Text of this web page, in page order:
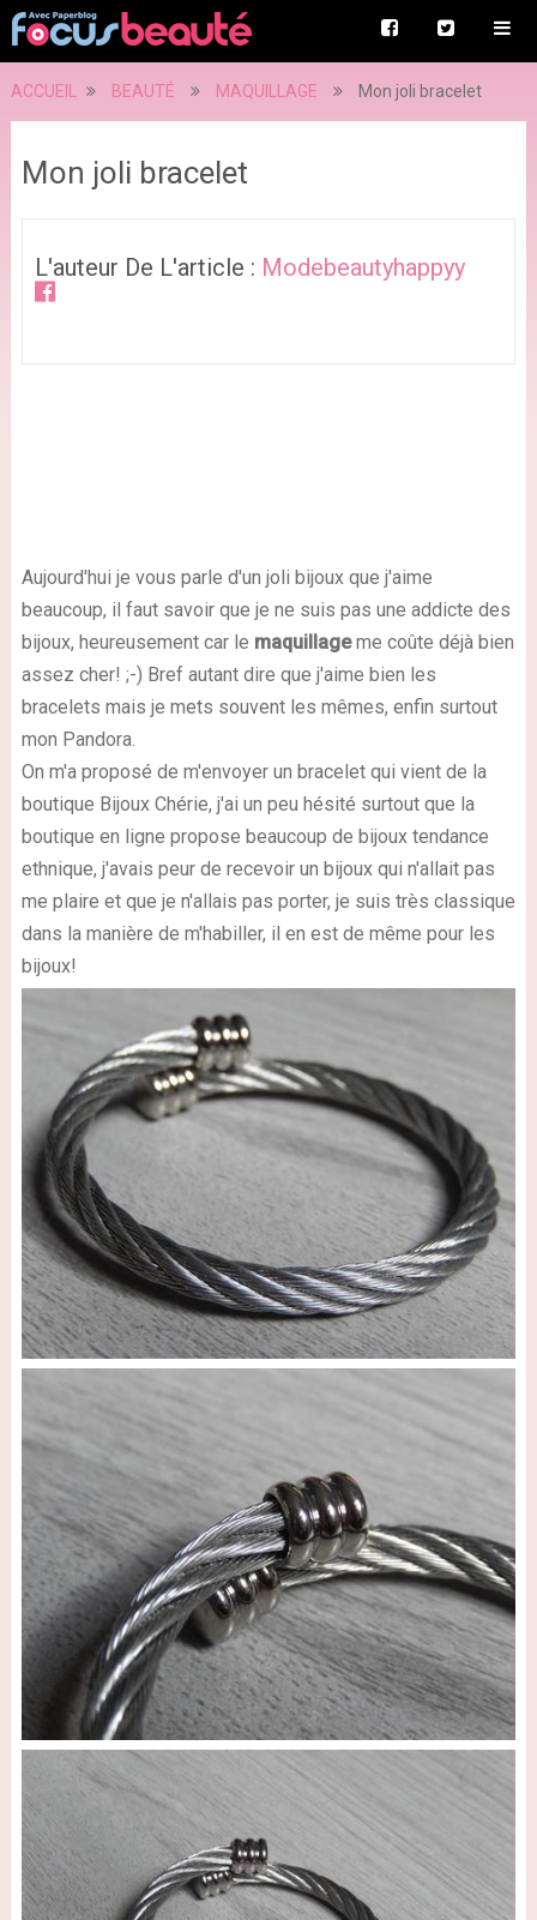
ACCUEIL BEAUTÉ MAQUILLAGE Mon joli bracelet
Mon joli bracelet
L'auteur De L'article : Modebeautyhappyy
Aujourd'hui je vous parle d'un joli bijoux que j'aime
beaucoup, il faut savoir que je ne suis pas une addicte des
bijoux, heureusement car le maquillageme coûte déjà bien
assez cher! ;-) Bref autant dire que j'aime bien les
bracelets mais je mets souvent les mêmes, enfin surtout
mon Pandora.
On m'a proposé de m'envoyer un bracelet qui vient de la
boutique Bijoux Chérie, j'ai un peu hésité surtout que la
boutique en ligne propose beaucoup de bijoux tendance
ethnique, j'avais peur de recevoir un bijoux qui n'allait pas
me plaire et que je n'allais pas porter, je suis très classique
dans la manière de m'habiller, il en est de même pour les
bijoux!